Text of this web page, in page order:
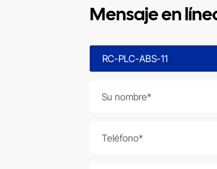
Mensaje en